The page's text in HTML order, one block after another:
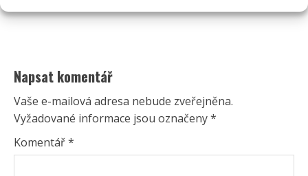
Napsat komentář
Vaše e-mailová adresa nebude zveřejněna.
Vyžadované informace jsou označeny*
Komentář*